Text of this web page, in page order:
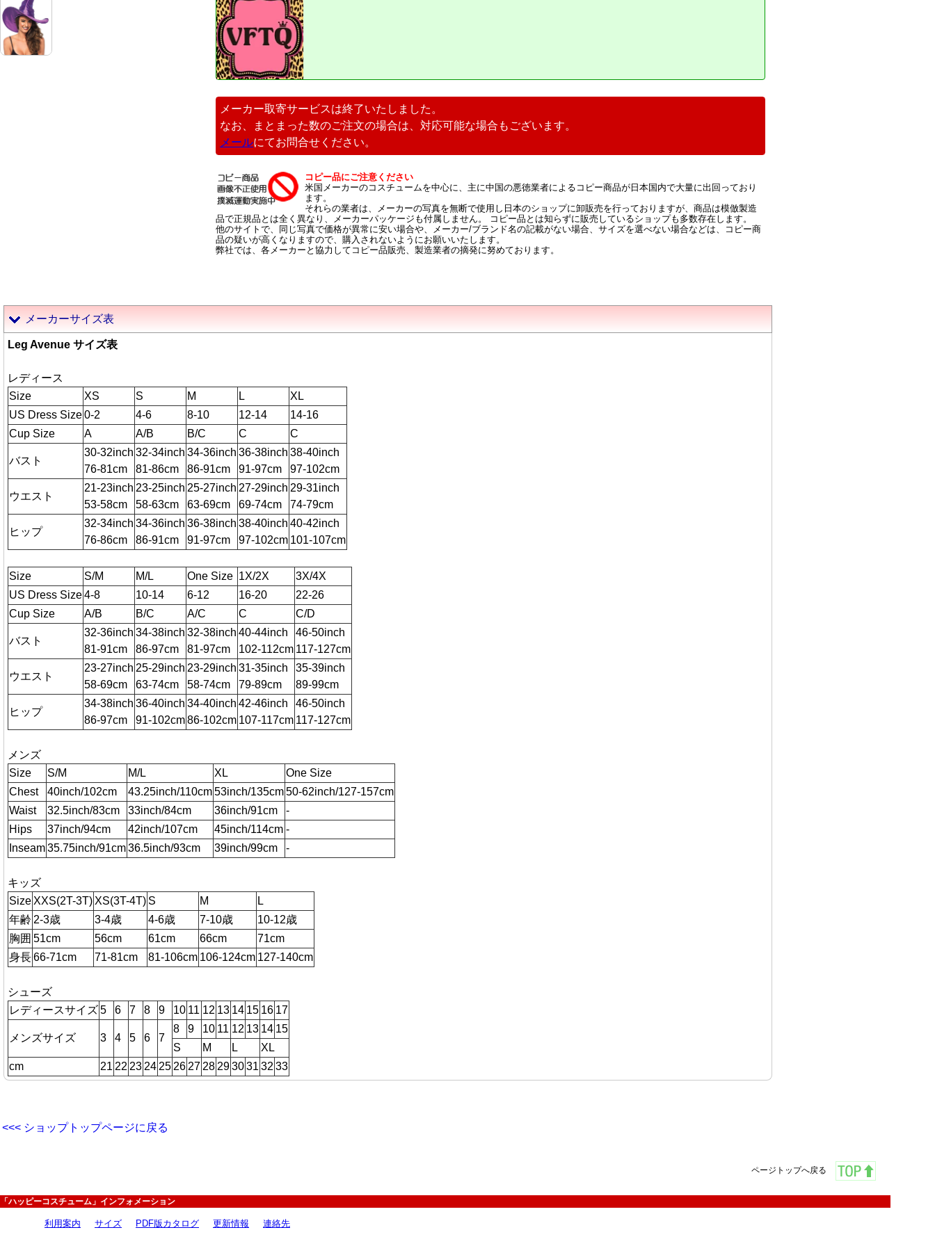
メーカー取寄サービスは終了いたしました。
なお、まとまった数のご注文の場合は、対応可能な場合もございます。
メールにてお問合せください。
コピー品にご注意ください
米国メーカーのコスチュームを中心に、主に中国の悪徳業者によるコピー商品が日本国内で大量に出回っており
ます。
それらの業者は、メーカーの写真を無断で使用し日本のショップに卸販売を行っておりますが、商品は模倣製造
品で正規品とは全く異なり、メーカーパッケージも付属しません。 コピー品とは知らずに販売しているショップも多数存在します。
他のサイトで、同じ写真で価格が異常に安い場合や、メーカー/ブランド名の記載がない場合、サイズを選べない場合などは、コピー商
品の疑いが高くなりますので、購入されないようにお願いいたします。
弊社では、各メーカーと協力してコピー品販売、製造業者の摘発に努めております。
メーカーサイズ表
Leg Avenue サイズ表
レディース
Size
XS S M L
XL
US Dress Size0-2 4-6 8-10 12-14
14-16
Cup Size
A A/B B/C C C
バスト
30-32inch
76-81cm
32-34inch
81-86cm
34-36inch
86-91cm
36-38inch
91-97cm
38-40inch
97-102cm
ウエスト
21-23inch
53-58cm
23-25inch
58-63cm
25-27inch
63-69cm
27-29inch
69-74cm
29-31inch
74-79cm
ヒップ
32-34inch
76-86cm
34-36inch
86-91cm
36-38inch
91-97cm
38-40inch
97-102cm
40-42inch
101-107cm
Size S/M M/L One Size 1X/2X
3X/4X
US Dress Size4-8 10-14 6-12 16-20
22-26
Cup Size
A/B B/C A/C C C/D
バスト
32-36inch
81-91cm
34-38inch
86-97cm
32-38inch
81-97cm
40-44inch
102-112cm
46-50inch
117-127cm
ウエスト
23-27inch
58-69cm
25-29inch
63-74cm
23-29inch
58-74cm
31-35inch
79-89cm
35-39inch
89-99cm
ヒップ
34-38inch
86-97cm
36-40inch
91-102cm
34-40inch
86-102cm
42-46inch
107-117cm
46-50inch
117-127cm
メンズ
Size
S/M M/L XL
One Size
Chest
40inch/102cm 43.25inch/110cm53inch/135cm50-62inch/127-157cm
Waist
32.5inch/83cm 33inch/84cm 36inch/91cm
-
Hips
37inch/94cm 42inch/107cm 45inch/114cm -
Inseam35.75inch/91cm36.5inch/93cm 39inch/99cm -
キッズ
Size XXS(2T-3T) XS(3T-4T) S M
L
年齢 2-3歳 3-4歳 4-6歳 7-10歳
10-12歳
胸囲 51cm 56cm 61cm 66cm
71cm
身長66-71cm 71-81cm 81-106cm 106-124cm 127-140cm
シューズ
レディースサイズ5 6 7 8 9 10 11 12 13 14 15 16 17
メンズサイズ 3 4 5 6 7
8 9 10 11 12 13 14 15
S
M L
XL
cm
21 22 23 24 25 26 27 28 293031 32 33
<<< ショップトップページに戻る
ページトップへ戻る
「ハッピーコスチューム」インフォメーション
利用案内 サイズ PDF版カタログ 更新情報 連絡先